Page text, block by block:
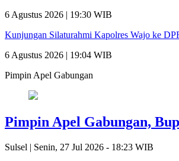
6 Agustus 2026 | 19:30 WIB
Kunjungan Silaturahmi Kapolres Wajo ke
6 Agustus 2026 | 19:04 WIB
Pimpin Apel Gabungan
Pimpin Apel Gabungan,
Sulsel | Senin, 27 Jul 2026 - 18:23 WIB